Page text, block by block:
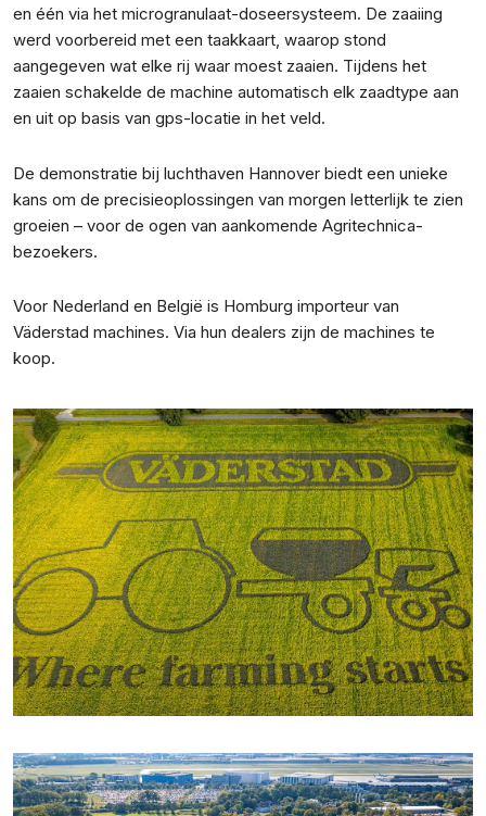
en één via het microgranulaat-doseersysteem. De zaaiing
werd voorbereid met een taakkaart, waarop stond
aangegeven wat elke rij waar moest zaaien. Tijdens het
zaaien schakelde de machine automatisch elk zaadtype aan
en uit op basis van gps-locatie in het veld.
De demonstratie bij luchthaven Hannover biedt een unieke
kans om de precisieoplossingen van morgen letterlijk te zien
groeien – voor de ogen van aankomende Agritechnica-
bezoekers.
Voor Nederland en België is Homburg importeur van
Väderstad machines. Via hun dealers zijn de machines te
koop.